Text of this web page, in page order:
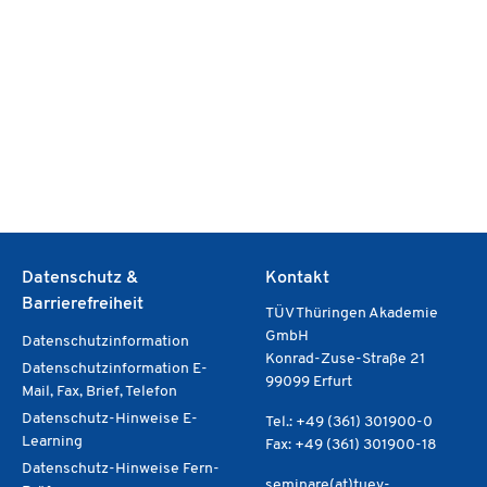
Datenschutz &
Barrierefreiheit
Datenschutzinformation
Datenschutzinformation E-
Mail, Fax, Brief, Telefon
Datenschutz-Hinweise E-
Learning
Datenschutz-Hinweise Fern-
Kontakt
TÜV Thüringen Akademie
GmbH
Konrad-Zuse-Straße 21
99099 Erfurt
Tel.: +49 (361) 301900-0
Fax: +49 (361) 301900-18